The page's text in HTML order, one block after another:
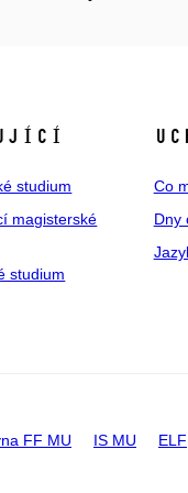
studium
magisterské
studium
Co
Dny
FF MU IS MU ELF